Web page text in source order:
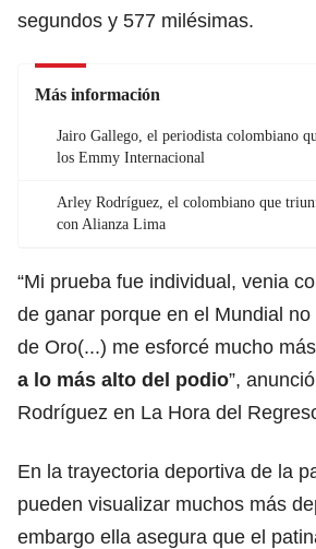
segundos y 577 milésimas.
Más información
Jairo Gallego, el periodista colombiano
los Emmy Internacional
Arley Rodríguez, el colombiano que
con Alianza Lima
“Mi prueba fue individual, venia
de ganar porque en el Mundial
de Oro(...) me esforcé mucho
a lo más alto del podio”,
Rodríguez en La Hora del
En la trayectoria deportiva de la
pueden visualizar muchos más
embargo ella asegura que el